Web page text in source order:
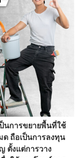
นการขยายพื้นที่ใช้
ถือเป็นการลงทุน
ตั้งแต่การวาง